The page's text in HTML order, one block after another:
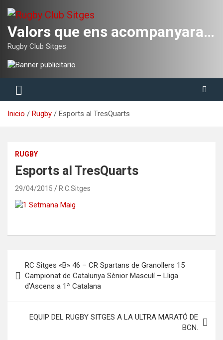
contenido
Valors que ens acompanyaran tota la vida
Rugby Club Sitges
Inicio Rugby Esports al TresQuarts
RUGBY
Esports al TresQuarts
29/04/2015 R.C.Sitges
de
entradas
RC Sitges «B» 46 – CR Spartans de Granollers 15
Campionat de Catalunya Sènior Masculí – Lliga
d’Ascens a 1ª Catalana
EQUIP DEL RUGBY SITGES A LA ULTRA MARATÓ DE
BCN.